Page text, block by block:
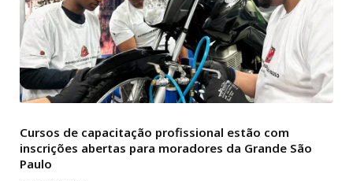
Cursos de capacitação profissional estão com
inscrições abertas para moradores da Grande São
Paulo